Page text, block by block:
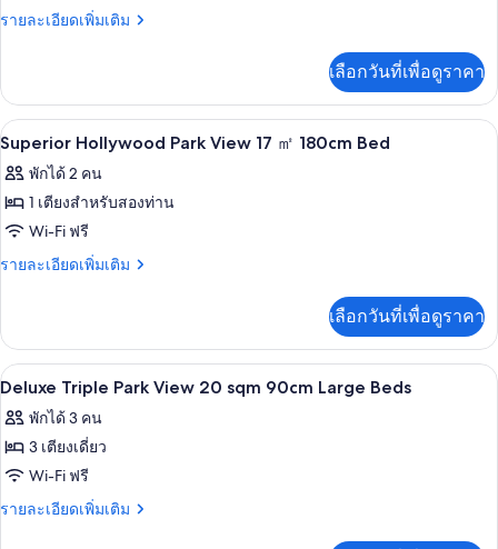
Deluxe
sqm
160cm
Large
Bed
รายละเอียดเพิ่มเติม
ราย
เกี่ยว
กับ
Deluxe
Queen
20
sqm
Large
Bed
เลือกวันที่เพื่อดูราคา
เปิด
ภาพถ่าย
ทั้งหมด
ของ
Superior
View
17
㎡
180cm
Bed
ผ้านวมขนเป็ด, ตู้นิรภัยในห้องพัก, Wi-
1
Superior Hollywood Park View 17 ㎡ 180cm Bed
พักได้ 2 คน
1 เตียงสำหรับสองท่าน
Wi-Fi ฟรี
รายละเอียดเพิ่มเติม
ราย
เกี่ยว
กับ
Superior
Park
View
㎡
180cm
เลือกวันที่เพื่อดูราคา
เปิด
ภาพถ่าย
ทั้งหมด
ของ
Deluxe
ผ้านวมขนเป็ด, ตู้นิรภัยในห้องพัก, Wi-
1
Deluxe Triple Park View 20 sqm 90cm Large Beds
พักได้ 3 คน
3 เตียงเดี่ยว
Wi-Fi ฟรี
รายละเอียดเพิ่มเติม
ราย